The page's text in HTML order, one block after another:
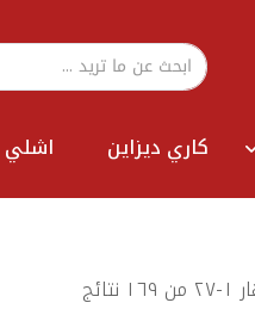
كاري ديزاين
١-٢٧ من ١٦٩ نتائج